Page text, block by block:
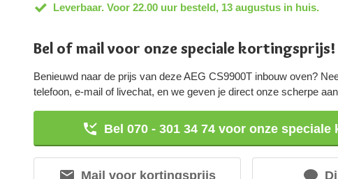
Leverbaar. Voor 22.00 uur besteld, 13 augustus in huis.
Bel of mail voor onze speciale kortingsprijs!
Benieuwd naar de prijs van deze AEG CS9900T inbouw oven?
telefoon, e-mail of livechat, en we geven je direct onze scherpe
Bel 070 - 301 34 74 voor onze
Mail voor kortingsprijs